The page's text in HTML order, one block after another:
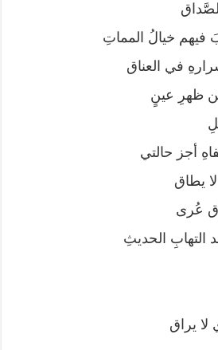
فيهم خيالُ المماتِ
في العناق
ظهرِ عينٍ
أجز حالتي
يطاق
عُرى
التهابِ الحديثِ
لا يراق